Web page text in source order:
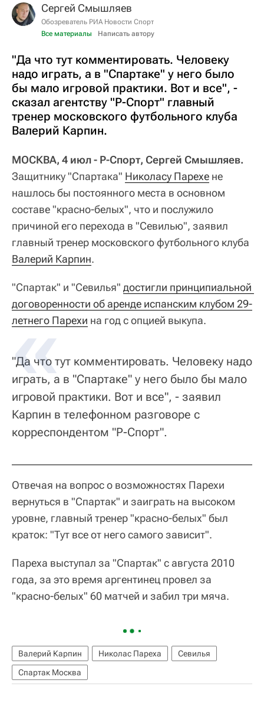
Сергей Смышляев
Обозреватель РИА Новости Спорт
Все материалы
Написать автору
"Да что тут комментировать. Человеку
надо играть, а в "Спартаке" у него было
бы мало игровой практики. Вот и все", -
сказал агентству "Р-Спорт" главный
тренер московского футбольного клуба
Валерий Карпин.
МОСКВА, 4 июл - Р-Спорт, Сергей Смышляев.
Защитнику "Спартака" Николасу Парехе не
нашлось бы постоянного места в основном
составе "красно-белых", что и послужило
причиной его перехода в "Севилью", заявил
главный тренер московского футбольного клуба
Валерий Карпин.
"Спартак" и "Севилья" достигли принципиальной
договоренности об аренде испанским клубом 29-
летнего Парехи на год с опцией выкупа.
"Да что тут комментировать. Человеку надо
играть, а в "Спартаке" у него было бы мало
игровой практики. Вот и все", - заявил
Карпин в телефонном разговоре с
корреспондентом "Р-Спорт".
Отвечая на вопрос о возможностях Парехи
вернуться в "Спартак" и заиграть на высоком
уровне, главный тренер "красно-белых" был
краток: "Тут все от него самого зависит".
Пареха выступал за "Спартак" с августа 2010
года, за это время аргентинец провел за
"красно-белых" 60 матчей и забил три мяча.
Валерий Карпин Николас Пареха
Севилья
Спартак Москва